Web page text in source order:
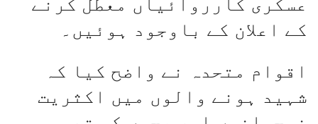
کے اعلان کے باوجود ہوئیں۔
اقوام متحدہ نے واضح کیا کہ
شہید ہونے والوں میں اکثریت